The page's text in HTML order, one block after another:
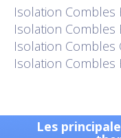
Isolation Combles
Isolation Combles
Isolation Combles
Isolation Combles
Les